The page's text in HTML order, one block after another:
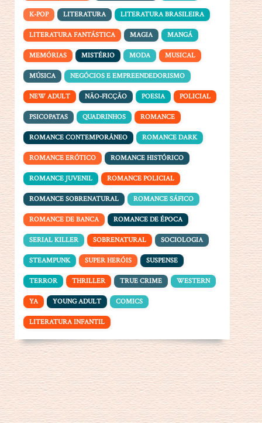
K-POP LITERATURA LITERATURA BRASILEIRA
LITERATURA FANTÁSTICA MAGIA MANGÁ
MEMÓRIAS MISTÉRIO MODA MUSICAL
MÚSICA NEGÓCIOS E EMPREENDEDORISMO
NEW ADULT NÃO-FICÇÃO POESIA POLICIAL
PSICOPATAS QUADRINHOS ROMANCE
ROMANCE CONTEMPORÂNEO ROMANCE DARK
ROMANCE ERÓTICO ROMANCE HISTÓRICO
ROMANCE JUVENIL ROMANCE POLICIAL
ROMANCE SOBRENATURAL ROMANCE SÁFICO
ROMANCE DE BANCA ROMANCE DE ÉPOCA
SERIAL KILLER SOBRENATURAL SOCIOLOGIA
STEAMPUNK SUPER HERÓIS SUSPENSE
TERROR THRILLER TRUE CRIME WESTERN
YA YOUNG ADULT COMICS
LITERATURA INFANTIL